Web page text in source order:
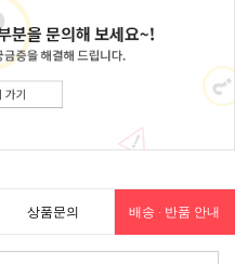
상품문의 배송 · 반품 안내